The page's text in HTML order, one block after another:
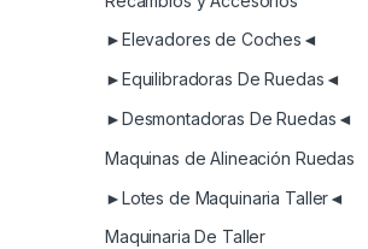
►Elevadores de Coches◄
►Equilibradoras De Ruedas◄
►Desmontadoras De Ruedas◄
Maquinas de Alineación Ruedas
►Lotes de Maquinaria Taller◄
Maquinaria De Taller